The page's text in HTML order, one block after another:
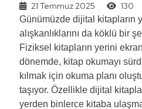
21 Temmuz 2025
130
Günümüzde dijital kitapların
alışkanlıklarını da köklü bir
Fiziksel kitapların yerini
dönemde, kitap okumayı
kılmak için okuma planı
taşıyor. Özellikle dijital
yerden binlerce kitaba